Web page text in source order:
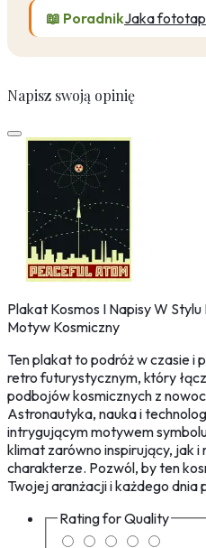
📖 PoradnikJaka
Napisz swoją opinię
Plakat Kosmos I Napisy W
Motyw Kosmiczny
Ten plakat to podróż w czasie i
retro futurystycznym, który
podbojów kosmicznych z
Astronautyka, nauka i
intrygującym motywem
klimat zarówno inspirujący, jak i
charakterze. Pozwól, by ten
Twojej aranżacji i każdego dnia
Rating forQuality